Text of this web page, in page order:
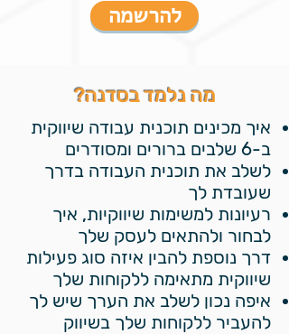
להרשמה
?מה נלמד בסדנה
איך מכינים תוכנית עבודה שיווקית
ב-6 שלבים ברורים ומסודרים
לשלב את תוכנית העבודה בדרך
שעובדת לך
רעיונות למשימות שיווקיות, איך
לבחור ולהתאים לעסק שלך
דרך נוספת להבין איזה סוג פעילות
שיווקית מתאימה ללקוחות שלך
איפה נכון לשלב את הערך שיש לך
להעביר ללקוחות שלך בשיווק